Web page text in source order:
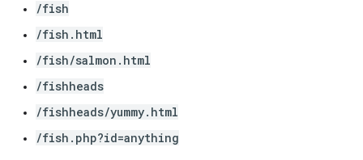
/fish
/fish.html
/fish/salmon.html
/fishheads
/fishheads/yummy.html
/fish.php?id=anything